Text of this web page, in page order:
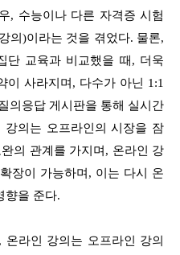
, 수능이나 다른 자격증 시험
의)이라는 것을 겪었다. 물론,
단 교육과 비교했을 때, 더욱
이 사라지며, 다수가 아닌 1:1
의응답 게시판을 통해 실시간
의는 오프라인의 시장을 잠
의 관계를 가지며, 온라인 강
장이 가능하며, 이는 다시 온
향을 준다.
라인 강의는 오프라인 강의